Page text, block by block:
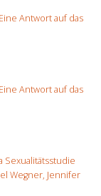
Antwort auf das
Antwort auf das
Sexualitätsstudie
Wegner, Jennifer